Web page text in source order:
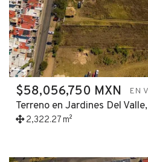
$58,056,750 MXN EN
Terreno en Jardines Del
2,322.27 m²